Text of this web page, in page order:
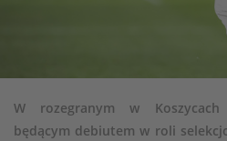
W rozegranym w
będącym debiutem w roli